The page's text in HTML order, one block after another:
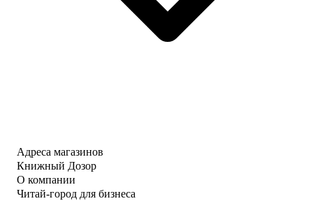
Адреса магазинов
Книжный Дозор
О компании
Читай-город для бизнеса